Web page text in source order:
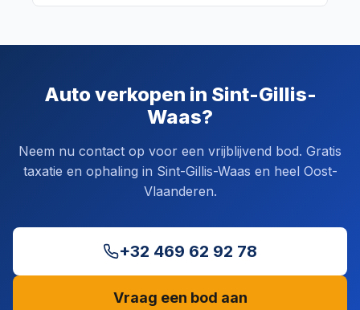
Auto verkopen in Sint-Gillis-
Waas?
Neem nu contact op voor een vrijblijvend bod. Gratis
taxatie en ophaling in Sint-Gillis-Waas en heel Oost-
Vlaanderen.
+32 469 62 92 78
Vraag een bod aan